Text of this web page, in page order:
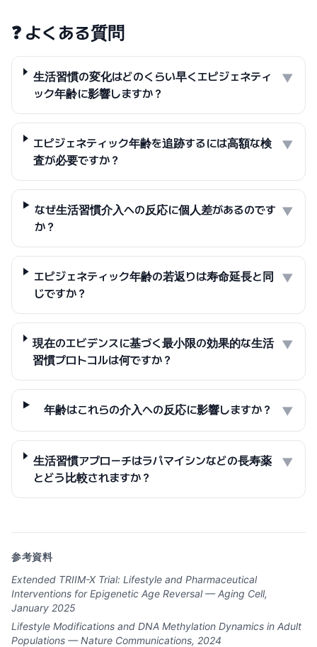
❓ よくある質問
生活習慣の変化はどのくらい早くエピジェネティ
ック年齢に影響しますか？
▼
エピジェネティック年齢を追跡するには高額な検
査が必要ですか？
▼
なぜ生活習慣介入への反応に個人差があるのです
か？
▼
エピジェネティック年齢の若返りは寿命延長と同
じですか？
▼
現在のエビデンスに基づく最小限の効果的な生活
習慣プロトコルは何ですか？
▼
年齢はこれらの介入への反応に影響しますか？ ▼
生活習慣アプローチはラパマイシンなどの長寿薬
とどう比較されますか？
▼
参考資料
Extended TRIIM-X Trial: Lifestyle and Pharmaceutical
Interventions for Epigenetic Age Reversal — Aging Cell,
January 2025
Lifestyle Modifications and DNA Methylation Dynamics in Adult
Populations — Nature Communications, 2024